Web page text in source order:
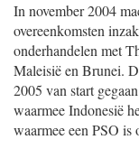
In november 2004
overeenkomsten
onderhandelen met
Maleisië en Brunei.
2005 van start
waarmee Indonesië
waarmee een PSO is